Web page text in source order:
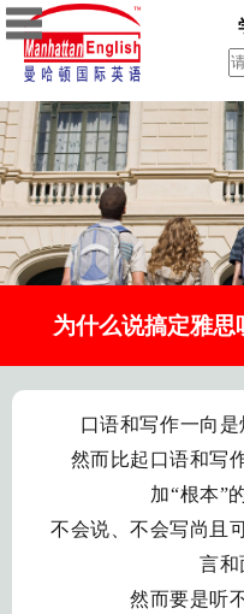
为什么说搞定雅思
口语和写作一向是
然而比起口语和写
加“根本”
不会说、不会写尚且
言和
然而要是听